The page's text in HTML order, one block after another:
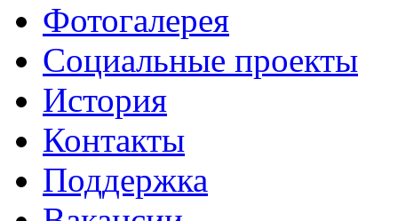
Фотогалерея
Социальные проекты
История
Контакты
Поддержка